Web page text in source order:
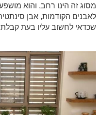
מסוג זה הינו רחב, והוא
לאבנים הקודמות, אבן
שכדאי לחשוב עליו בעת